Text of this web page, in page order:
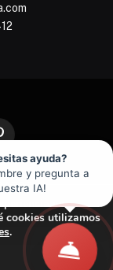
ayuda?
y pregunta a
IA!
de Navarra
en
cookies utilizamos
.